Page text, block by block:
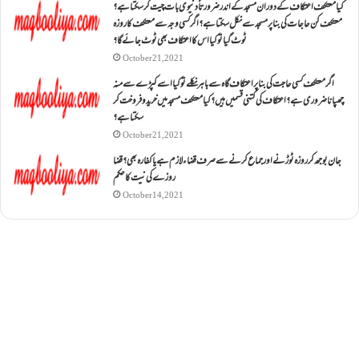
کیا معتکف اعتکاف کے دوران مسجد کے اندر ضرورتاً دنیوی بات چیت کر سکتا ہے؟
معتکف کن حاجات کی بنا پر مسجد سے نکل سکتا ہے؟ اگر کسی وجہ سے معتکف کا روزہ
ٹوٹ گیا تو کیا اس کا اعتکاف بھی ٹوٹ جائے گا؟
October 21, 2021
اگر معتکف کسی حاجت کی بنا پر اعتکاف گاہ سے باہر نکلے تو کیا اسے کپڑے سے منہ
چھپانا ضروری ہے؟اعتکاف کی کتنی قسمیں ہیں؟کیا معتکف مسجد میں خرید و فروخت کر
سکتا ہے؟
October 21, 2021
جان بوجھ کر روزہ ٹوڑنے اور جماع کرنے سے صرف قضاء لازم ہے یا کفارہ بھی؟ قضا
روزے کی نیت کا حکم
October 14, 2021